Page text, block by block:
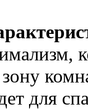
зону
для